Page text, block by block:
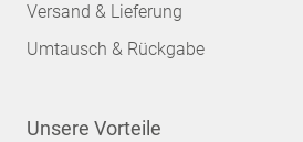
Versand & Lieferung
Umtausch & Rückgabe
Unsere Vorteile